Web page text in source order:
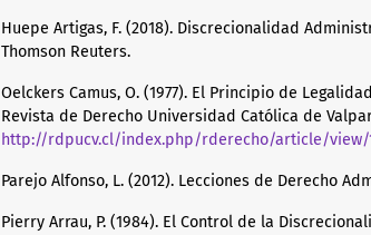
Huepe Artigas, F. (2018). Discrecionalidad
Thomson Reuters.
Oelckers Camus, O. (1977). El Principio de
Revista de Derecho Universidad Católica de
http://rdpucv.cl/index.php/rderecho/article/view/
Parejo Alfonso, L. (2012). Lecciones de Derecho
Pierry Arrau, P. (1984). El Control de la